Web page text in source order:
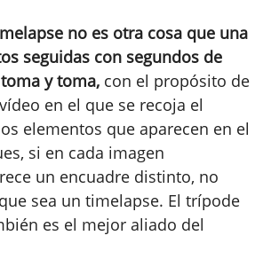
no es otra cosa que una
seguidas con segundos de
y toma, con el propósito de
en el que se recoja el
elementos que aparecen en el
si en cada imagen
un encuadre distinto, no
sea un timelapse. El trípode
es el mejor aliado del